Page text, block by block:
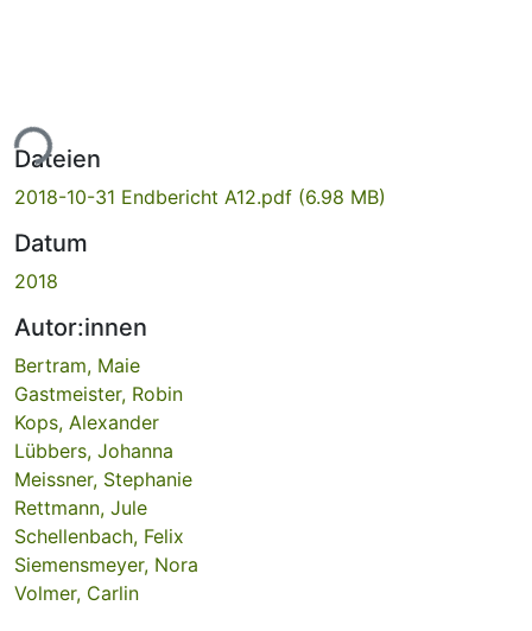
Dateien
2018-10-31 Endbericht A12.pdf (6.98 MB)
Datum
2018
Autor:innen
Bertram, Maie
Gastmeister, Robin
Kops, Alexander
Lübbers, Johanna
Meissner, Stephanie
Rettmann, Jule
Schellenbach, Felix
Siemensmeyer, Nora
Volmer, Carlin